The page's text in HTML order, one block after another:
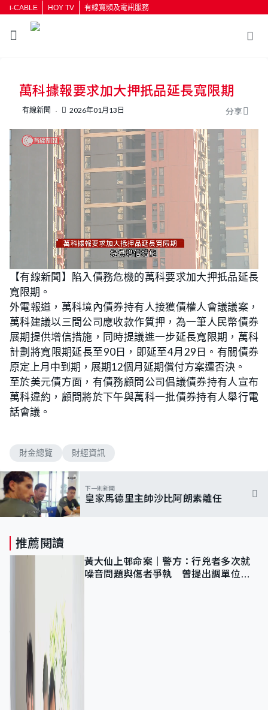
i-CABLE HOY TV 有線寬頻及電訊服務
按輸入鍵開始搜尋
萬科據報要求加大押扺品延長寬限期
有線新聞 2026年01月13日 分享
U
n
m
o
a
d
:
6
8
.
1
8
%
【有線新聞】陷入債務危機的萬科要求加大押扺品延長
寬限期。
外電報道，萬科境內債券持有人接獲債權人會議議案，
萬科建議以三間公司應收款作質押，為一筆人民幣債券
展期提供增信措施，同時提議進一步延長寬限期，萬科
計劃將寬限期延長至90日，即延至4月29日。有關債券
原定上月中到期，展期12個月延期償付方案遭否決。
至於美元債方面，有債務顧問公司倡議債券持有人宣布
萬科違約，顧問將於下午與萬科一批債券持有人舉行電
話會議。
財金總覽 財經資訊
下一則新聞
皇家馬德里主帥沙比阿朗素離任
推薦閱讀
黃大仙上邨命案｜警方：行兇者多次就
噪音問題與傷者爭執 曾提出調單位已